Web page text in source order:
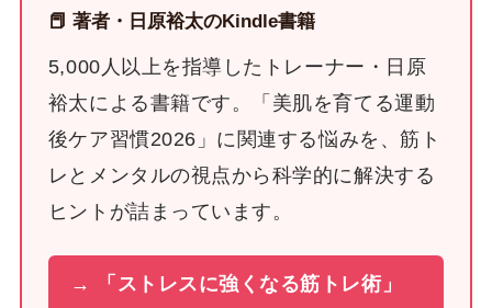
📕 著者・日原裕太のKindle書籍
5,000人以上を指導したトレーナー・日原
裕太による書籍です。「美肌を育てる運動
後ケア習慣2026」に関連する悩みを、筋ト
レとメンタルの視点から科学的に解決する
ヒントが詰まっています。
→ 「ストレスに強くなる筋トレ術」